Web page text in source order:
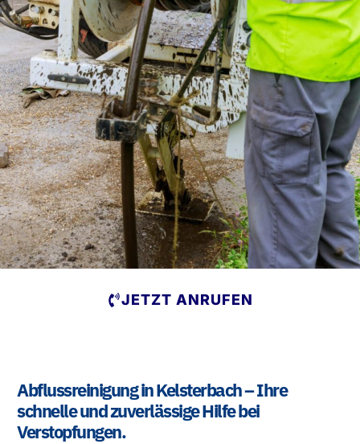
JETZT ANRUFEN
Abflussreinigung in Kelsterbach – Ihre
schnelle und zuverlässige Hilfe bei
Verstopfungen.